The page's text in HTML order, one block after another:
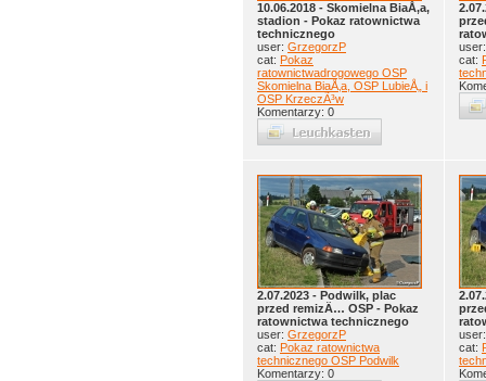
10.06.2018 - Skomielna BiaÅ‚a,
stadion - Pokaz ratownictwa
technicznego
user: GrzegorzP
cat: Pokaz
ratownictwadrogowego OSP
Skomielna BiaÅ‚a, OSP LubieÅ„ i
OSP KrzeczÃ³w
Komentarzy: 0
cat:
2.07.2023 - Podwilk, plac
przed remizÄ… OSP - Pokaz
ratownictwa technicznego
user: GrzegorzP
cat: Pokaz ratownictwa
technicznego OSP Podwilk
Komentarzy: 0
cat: